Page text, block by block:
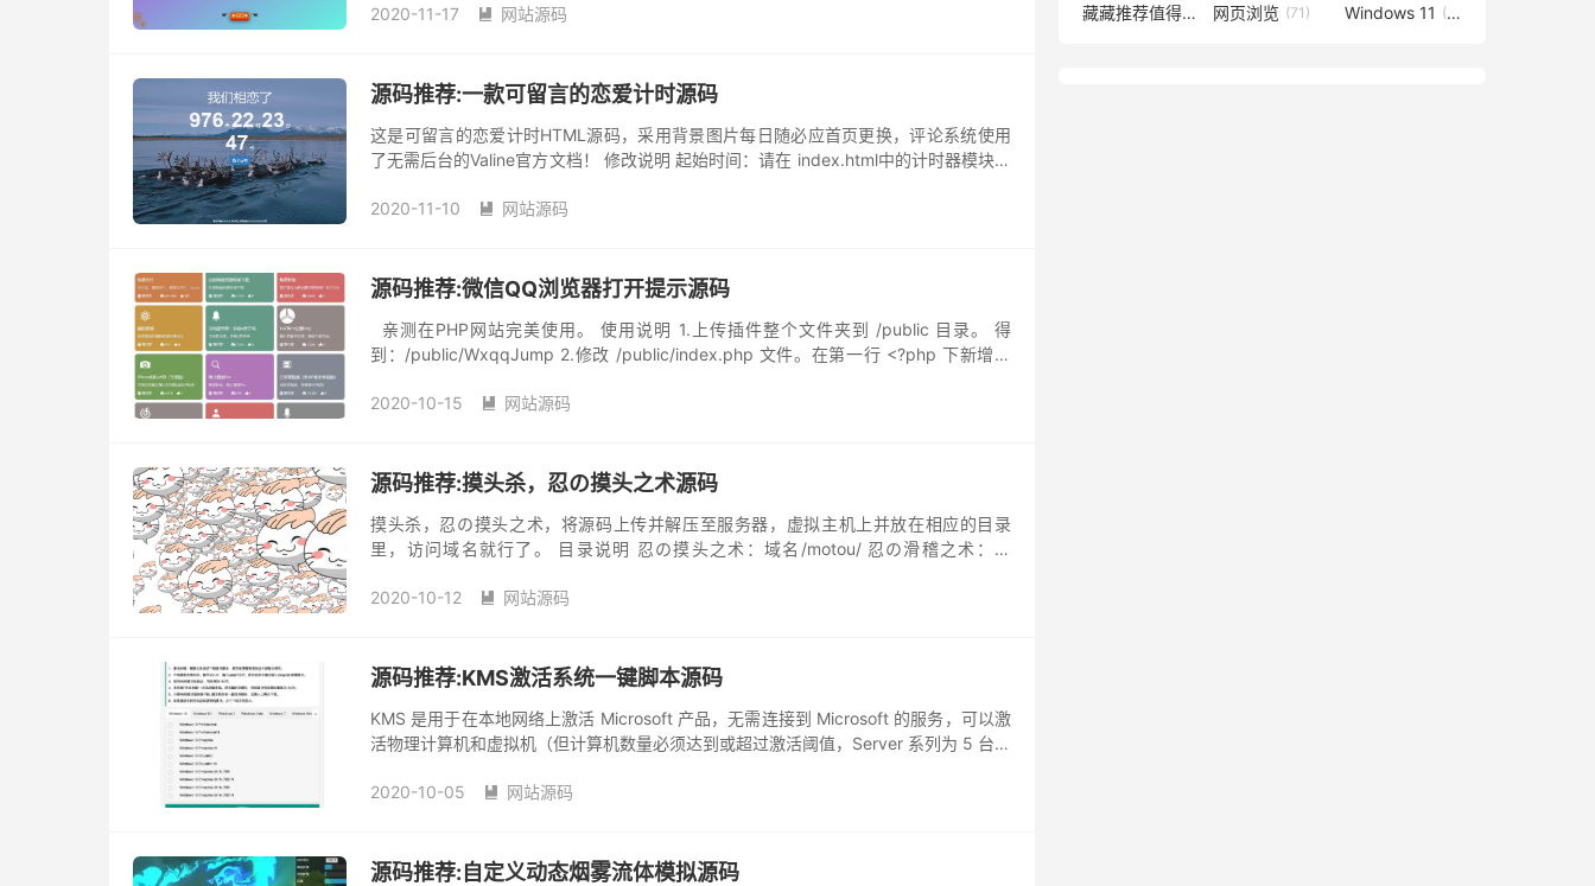
合格的沙雕...
2020-11-17  网站源码
源码推荐:一款可留言的恋爱计时源码
这是可留言的恋爱计时HTML源码，采用背景图片每日随必应首页更换，评论系统使用
了无需后台的Valine官方文档！ 修改说明 起始时间：请在 index.html中的计时器模块第
2020-11-10
 网站源码
源码推荐:微信QQ浏览器打开提示源码
亲测在PHP网站完美使用。 使用说明 1.上传插件整个文件夹到 /public 目录。 得
到：/public/WxqqJump 2.修改 /public/index.php 文件。在第一行 <?php 下新增一
2020-10-15
 网站源码
源码推荐:摸头杀，忍の摸头之术源码
摸头杀，忍の摸头之术，将源码上传并解压至服务器，虚拟主机上并放在相应的目录
里，访问域名就行了。 目录说明 忍の摸头之术：域名/motou/ 忍の滑稽之术：域
2020-10-12
 网站源码
源码推荐:KMS激活系统一键脚本源码
KMS 是用于在本地网络上激活 Microsoft 产品，无需连接到 Microsoft 的服务，可以激
活物理计算机和虚拟机（但计算机数量必须达到或超过激活阈值，Server 系列为 5 台，
2020-10-05
 网站源码
源码推荐:自定义动态烟雾流体模拟源码
藏藏推荐值得一看 (73)
网页浏览 (71) Windows 11 (48)